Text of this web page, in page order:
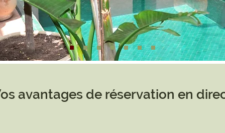
avantages de réservation en